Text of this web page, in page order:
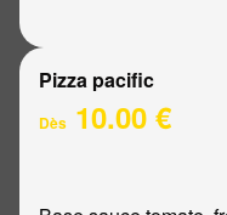
Pizza pacific
Dès 10.00 €